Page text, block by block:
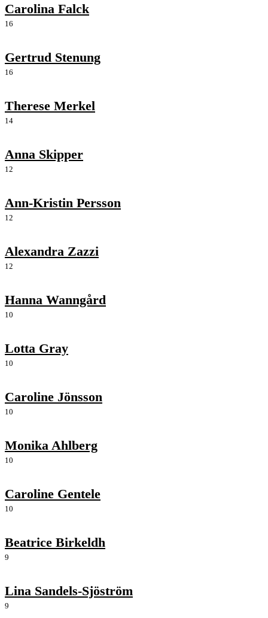
Carolina Falck
16
Gertrud Stenung
16
Therese Merkel
14
Anna Skipper
12
Ann-Kristin Persson
12
Alexandra Zazzi
12
Hanna Wanngård
10
Lotta Gray
10
Caroline Jönsson
10
Monika Ahlberg
10
Caroline Gentele
10
Beatrice Birkeldh
9
Lina Sandels-Sjöström
9